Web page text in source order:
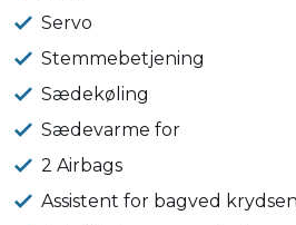
Servo
Stemmebetjening
Sædekøling
Sædevarme for
2 Airbags
Assistent for bagved